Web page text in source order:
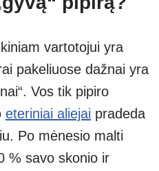
vartotojui yra
pakeliuose dažnai yra
Vos tik pipiro
eteriniai aliejai pradeda
Po mėnesio malti
% savo skonio ir